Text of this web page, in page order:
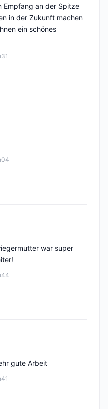
Empfang an der Spitze
in der Zukunft machen
ein schönes
war super
gute Arbeit